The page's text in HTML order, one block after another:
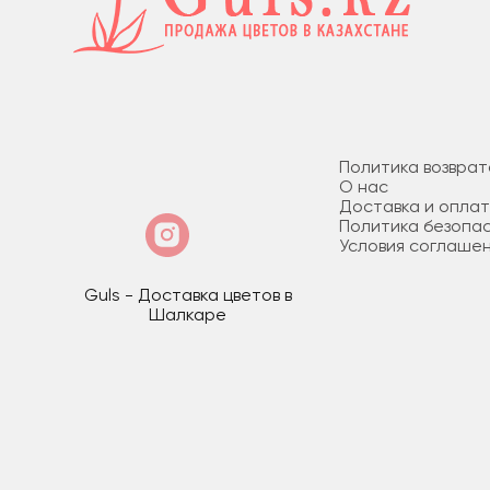
Guls - Доставка цветов в
Шалкаре
Политика
О нас
Доставка и
Политика
Условия